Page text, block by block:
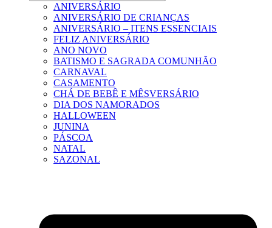
ANIVERSÁRIO
ANIVERSÁRIO DE CRIANÇAS
ANIVERSÁRIO – ITENS ESSENCIAIS
FELIZ ANIVERSÁRIO
ANO NOVO
BATISMO E SAGRADA COMUNHÃO
CARNAVAL
CASAMENTO
CHÁ DE BEBÊ E MÊSVERSÁRIO
DIA DOS NAMORADOS
HALLOWEEN
JUNINA
PÁSCOA
NATAL
SAZONAL